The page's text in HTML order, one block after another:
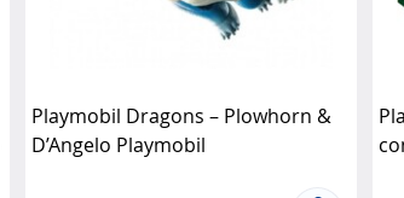
Playmobil Dragons – Plowhorn &
D’Angelo Playmobil